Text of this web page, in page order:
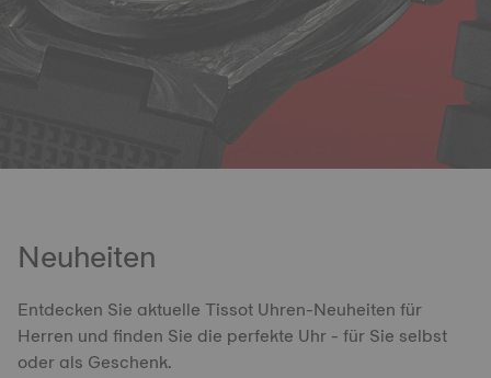
Neuheiten
Entdecken Sie aktuelle Tissot Uhren-Neuheiten für
Herren und finden Sie die perfekte Uhr - für Sie selbst
oder als Geschenk.